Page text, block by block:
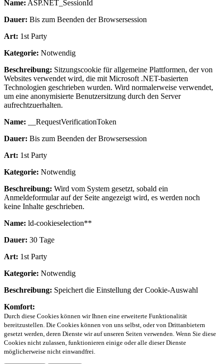
Name: ASP.NET_SessionId
Dauer: Bis zum Beenden der Browsersession
Art: 1st Party
Kategorie: Notwendig
Beschreibung: Sitzungscookie für allgemeine Plattformen, der von
Websites verwendet wird, die mit Microsoft .NET-basierten
Technologien geschrieben wurden. Wird normalerweise verwendet,
um eine anonymisierte Benutzersitzung durch den Server
aufrechtzuerhalten.
Name: __RequestVerificationToken
Dauer: Bis zum Beenden der Browsersession
Art: 1st Party
Kategorie: Notwendig
Beschreibung: Wird vom System gesetzt, sobald ein
Anmeldeformular auf der Seite angezeigt wird, es werden noch
keine Inhalte geschrieben.
Name: ld-cookieselection**
Dauer: 30 Tage
Art: 1st Party
Kategorie: Notwendig
Beschreibung: Speichert die Einstellung der Cookie-Auswahl
Komfort:
Durch diese Cookies können wir Ihnen eine erweiterte Funktionalität
bereitzustellen. Die Cookies können von uns selbst, oder von Drittanbietern
gesetzt werden, deren Dienste wir auf unseren Seiten verwenden. Wenn Sie diese
Cookies nicht zulassen, funktionieren einige oder alle dieser Dienste
möglicherweise nicht einwandfrei.